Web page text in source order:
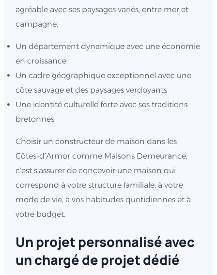
agréable avec ses paysages variés, entre mer et
campagne.
Un département dynamique avec une économie
en croissance
Un cadre géographique exceptionnel avec une
côte sauvage et des paysages verdoyants
Une identité culturelle forte avec ses traditions
bretonnes
Choisir un constructeur de maison dans les
Côtes-d’Armor comme Maisons Demeurance,
c’est s’assurer de concevoir une maison qui
correspond à votre structure familiale, à votre
mode de vie, à vos habitudes quotidiennes et à
votre budget.
Un projet personnalisé avec
un chargé de projet dédié